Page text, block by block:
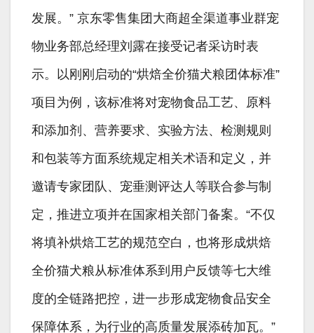
发展。” 京东零售集团大商超全渠道事业群宠
物业务部总经理刘露在接受记者采访时表
示。以刚刚启动的“烘焙全价猫犬粮团体标准”
项目为例，该标准将对宠物食品工艺、原料
和添加剂、营养要求、实验方法、检测规则
和包装等方面系统规定相关术语和定义，并
邀请专家团队、宠垂测评达人等联合参与制
定，推进立项并在国家相关部门备案。“不仅
将填补烘焙工艺的规范空白，也将形成烘焙
全价猫犬粮从标准体系到用户反馈等七大维
度的全链路把控，进一步形成宠物食品安全
保障体系，为行业的高质量发展添砖加瓦。”